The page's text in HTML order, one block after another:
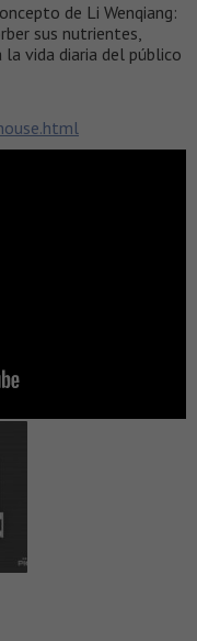
de Li Wenqiang:
sus nutrientes,
vida diaria del público